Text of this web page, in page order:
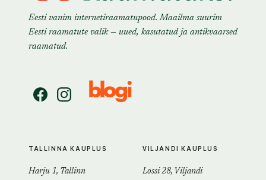
Eesti vanim internetiraamatupood. Maailma suurim
Eesti raamatute valik — uued, kasutatud ja antikvaarsed
raamatud.
TALLINNA KAUPLUS
Harju 1, Tallinn
VILJANDI KAUPLUS
Lossi 28, Viljandi